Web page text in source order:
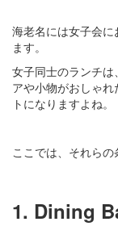
海老名には女子会
ます。
女子同士のランチ
アや小物がおしゃ
トになりますよね。
ここでは、それらの
1. Dining